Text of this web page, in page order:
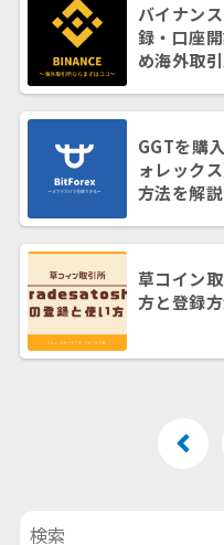
バイナン
録・口座
め海外取
GGTを購
ォレック
方法を解説
草コイン
方と登録